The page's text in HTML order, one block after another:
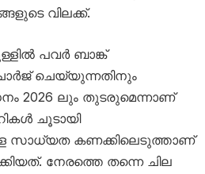
വിലക്ക്.
പവർ ബാങ്ക്
ചെയ്യുന്നതിനും
2026 ലും തുടരുമെന്നാണ്
ചൂടായി
സാധ്യത കണക്കിലെടുത്താണ്
നേരത്തെ തന്നെ ചില